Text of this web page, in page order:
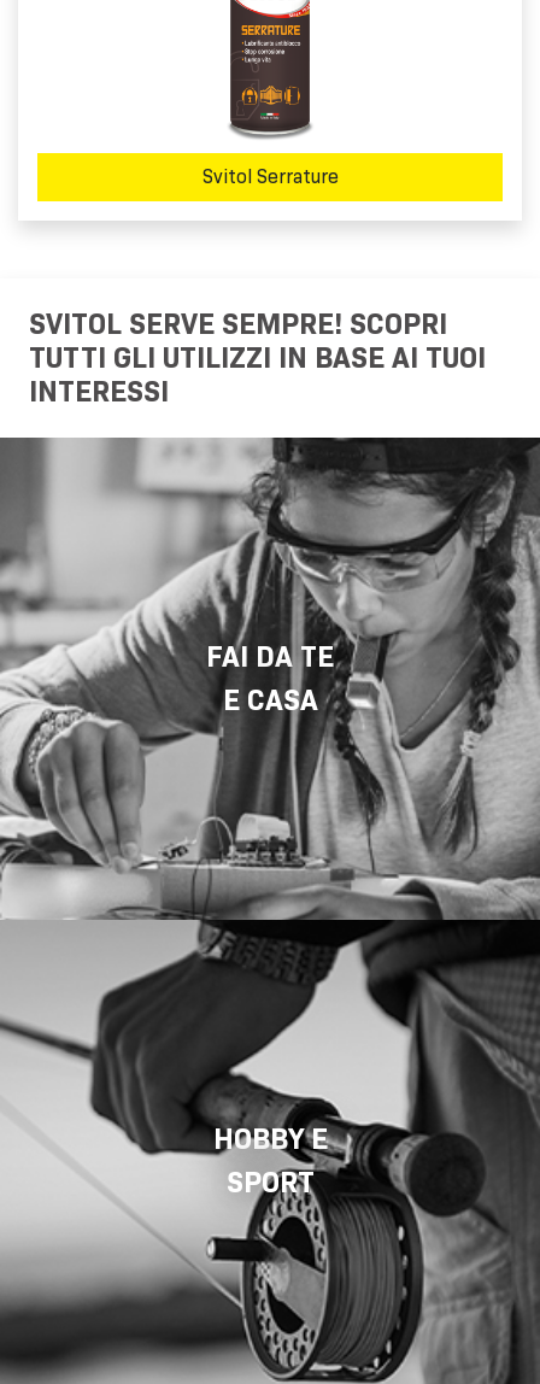
Svitol Serrature
SVITOL SERVE SEMPRE! SCOPRI
TUTTI GLI UTILIZZI IN BASE AI TUOI
INTERESSI
FAI DA TE
E CASA
HOBBY E
SPORT